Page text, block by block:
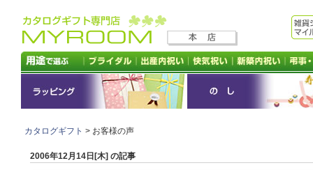
カタログギフト > お客様の声
2006年12月14日[木] の記事